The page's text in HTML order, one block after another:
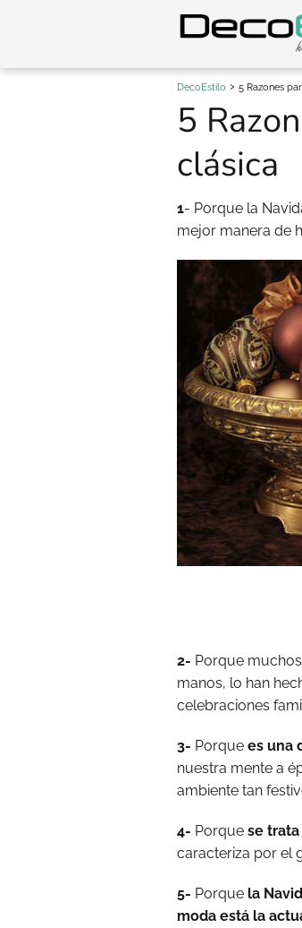
DecoEstilo 5 Razones
5
clásica
1- Porque la
mejor manera de
2- Porque
manos, lo han
celebraciones
3- Porque es una
nuestra mente a
ambiente tan
4- Porque se
caracteriza por el
5- Porque la
moda está la